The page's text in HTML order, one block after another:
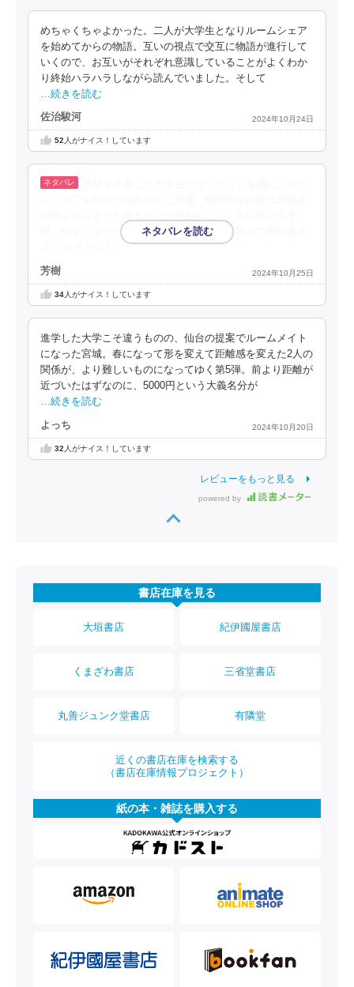
めちゃくちゃよかった。二人が大学生となりルームシェア
を始めてからの物語。互いの視点で交互に物語が進行して
いくので、お互いがそれぞれ意識していることがよくわか
り終始ハラハラしながら読んでいました。そして
…続きを読む
佐治駿河 2024年10月24日
52人がナイス！しています
円」がなくなったことで、二人の距離感を改めて測り直す
芳樹 2024年10月25日
34人がナイス！しています
進学した大学こそ違うものの、仙台の提案でルームメイト
になった宮城。春になって形を変えて距離感を変えた2人の
関係が、より難しいものになってゆく第5弾。前より距離が
近づいたはずなのに、5000円という大義名分が
…続きを読む
よっち 2024年10月20日
32 人がナイス！しています
レビューをもっと見る
powered by
書店在庫を見る
大垣書店 紀伊國屋書店
くまざわ書店 三省堂書店
丸善ジュンク堂書店 有隣堂
近くの書店在庫を検索する
（書店在庫情報プロジェクト）
紙の本・雑誌を購入する